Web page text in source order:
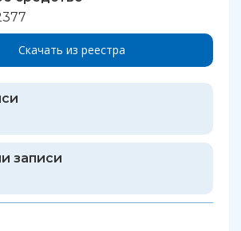
Скачать из реестра
записи